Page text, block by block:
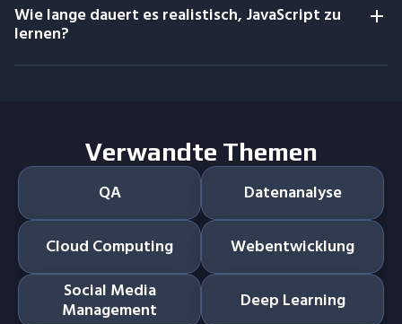
Wie lange dauert es realistisch, JavaScript zu
lernen?
Verwandte Themen
QA Datenanalyse
Cloud Computing
Webentwicklung
Social Media
Management Deep Learning